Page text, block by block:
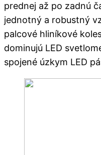
prednej až po zadnú
jednotný a robustný
palcové hliníkové
dominujú LED
spojené úzkym LED